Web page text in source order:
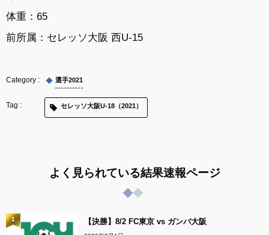
体重：65
前所属： セレッソ大阪 西U-15
選手2021
セレッソ大阪U-18（2021）
よく見られている結果速報ページ
【決勝】8/2 FC東京 vs ガンバ大阪
1